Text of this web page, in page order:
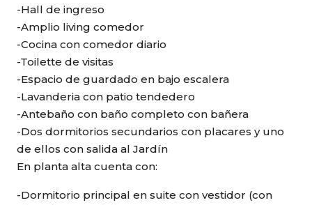
-Hall de ingreso
-Amplio living comedor
-Cocina con comedor diario
-Toilette de visitas
-Espacio de guardado en bajo escalera
-Lavanderia con patio tendedero
-Antebaño con baño completo con bañera
-Dos dormitorios secundarios con placares y uno
de ellos con salida al Jardín
En planta alta cuenta con:
-Dormitorio principal en suite con vestidor (con